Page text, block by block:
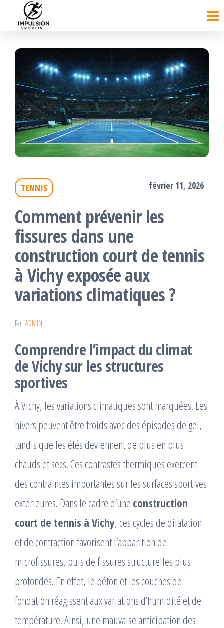
contenu
TENNIS février 11, 2026
Comment prévenir les
fissures dans une
construction court de tennis
à Vichy exposée aux
variations climatiques ?
Par ADMIN
Comprendre l’impact du climat
de Vichy sur les structures
sportives
À Vichy, les variations climatiques sont marquées. Les
hivers peuvent être froids avec des épisodes de gel,
tandis que les étés deviennent de plus en plus
chauds et secs. Ces contrastes thermiques exercent
des contraintes importantes sur les surfaces sportives
extérieures. Dans le cadre d’une construction
court de tennis à Vichy, ces cycles de dilatation
et de contraction favorisent l’apparition de
microfissures, puis de fissures structurelles plus
profondes. En effet, le béton et les couches de
fondation réagissent aux variations d’humidité et de
température. Ainsi, une mauvaise anticipation des